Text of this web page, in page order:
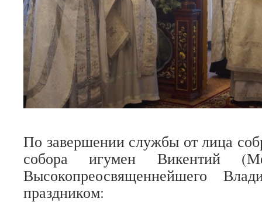
По завершении службы от лица
собора игумен Викентий
Высокопреосвященнейшего
праздником: